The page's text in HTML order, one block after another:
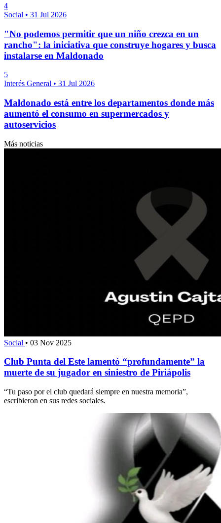
4
Social • 31 Jul 2026
"No podemos permitir que un niño crezca en un
rancho": la iniciativa que construye hogares y busca
instalarse en Maldonado
5
Interés General • 31 Jul 2026
Maldonado está entre los departamentos donde más
aumentó el consumo en supermercados y
autoservicios
Más noticias
Social • 03 Nov 2025
Club Punta del Este lamentó “profundamente” la
muerte de su jugador en siniestro de Piriápolis
“Tu paso por el club quedará siempre en nuestra memoria”,
escribieron en sus redes sociales.